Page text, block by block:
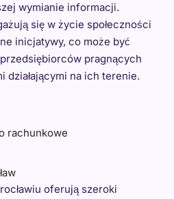
wymianie informacji.
się w życie społeczności
inicjatywy, co może być
pragnących
działającymi na ich terenie.
rachunkowe
oferują szeroki